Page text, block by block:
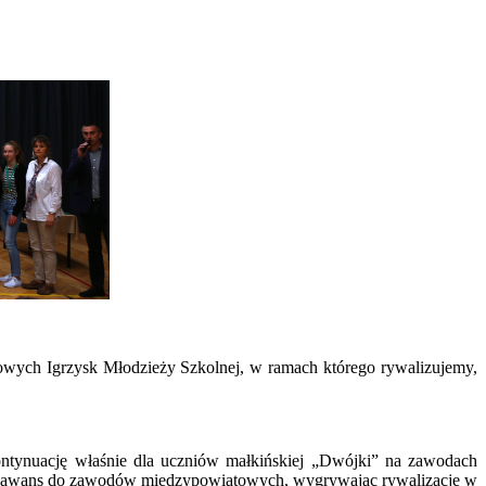
Igrzysk Młodzieży Szkolnej, w ramach którego rywalizujemy,
właśnie dla uczniów małkińskiej „Dwójki” na zawodach
do zawodów międzypowiatowych, wygrywając rywalizację w